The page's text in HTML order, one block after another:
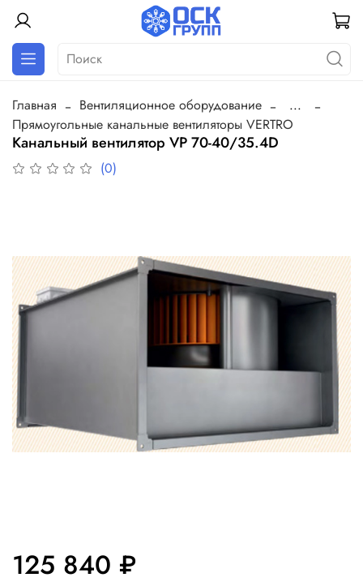
Главная Вентиляционное оборудование
...
Прямоугольные канальные вентиляторы VERTRO
Канальный вентилятор VP 70-40/35.4D
(0)
125 840 ₽